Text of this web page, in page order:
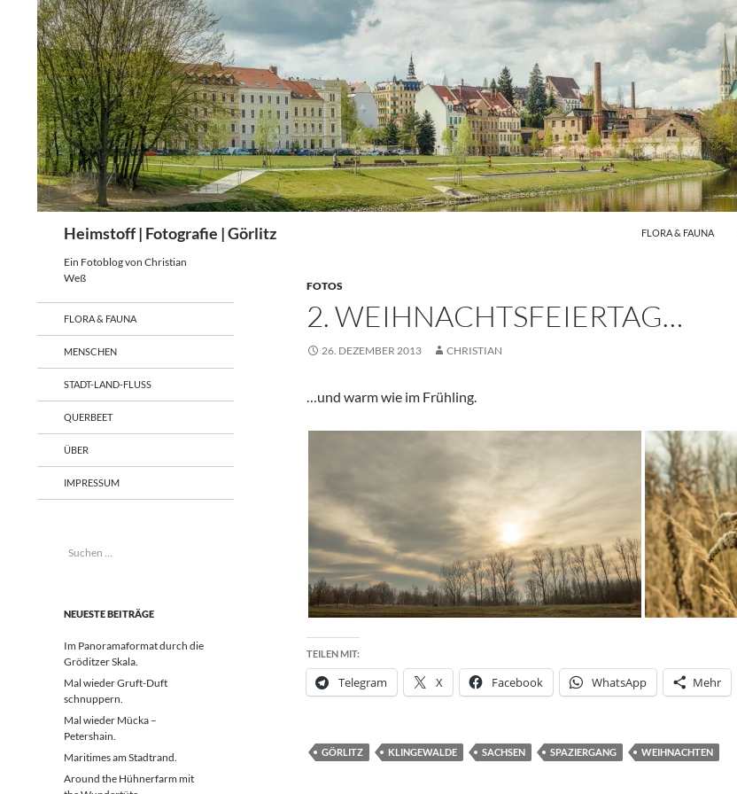
springen
Heimstoff | Fotografie | Görlitz FLORA & FAUNA
FOTOS
2. WEIHNACHTSFEIERTAG…
26. DEZEMBER 2013 CHRISTIAN
…und warm wie im Frühling.
TEILEN MIT:
Telegram X Facebook WhatsApp Mehr
GÖRLITZ KLINGEWALDE SACHSEN SPAZIERGANG WEIHNACHTEN
Ein Fotoblog von Christian
Weß
FLORA & FAUNA
MENSCHEN
STADT-LAND-FLUSS
QUERBEET
ÜBER
IMPRESSUM
Suchen
NEUESTE BEITRÄGE
Im Panoramaformat durch die
Gröditzer Skala.
Mal wieder Gruft-Duft
schnuppern.
Mal wieder Mücka –
Petershain.
Maritimes am Stadtrand.
Around the Hühnerfarm mit